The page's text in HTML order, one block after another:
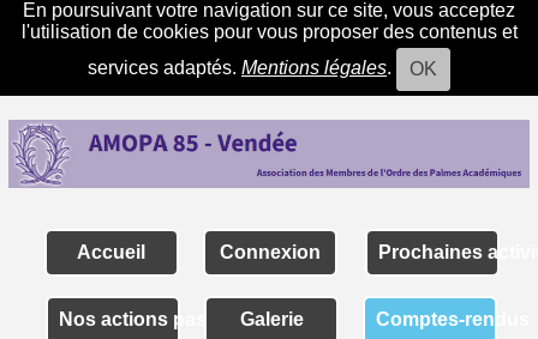
En poursuivant votre navigation sur ce site, vous acceptez
l'utilisation de cookies pour vous proposer des contenus et
services adaptés. Mentions légales. OK
Accueil Connexion Prochaines
Nos actions passéesGalerie Comptes-rendus